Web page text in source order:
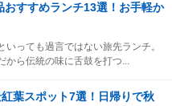
おすすめランチ13選！お手軽か
いっても過言ではない旅先ランチ。
から伝統の味に舌鼓を打つ...
葉スポット7選！日帰りで秋